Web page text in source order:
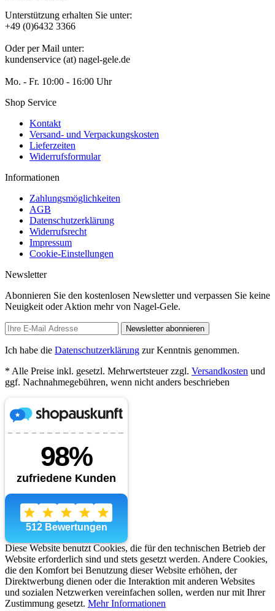
Unterstützung erhalten Sie unter:
+49 (0)6432 3366
Oder per Mail unter:
kundenservice (at) nagel-gele.de
Mo. - Fr. 10:00 - 16:00 Uhr
Shop Service
Kontakt
Versand- und Verpackungskosten
Lieferzeiten
Widerrufsformular
Informationen
Zahlungsmöglichkeiten
AGB
Datenschutzerklärung
Widerrufsrecht
Impressum
Cookie-Einstellungen
Newsletter
Abonnieren Sie den kostenlosen Newsletter und verpassen Sie keine
Neuigkeit oder Aktion mehr von Nagel-Gele.
Newsletter abonnieren
Ich habe die Datenschutzerklärung zur Kenntnis genommen.
* Alle Preise inkl. gesetzl. Mehrwertsteuer zzgl. Versandkosten und
ggf. Nachnahmegebühren, wenn nicht anders beschrieben
Diese Website benutzt Cookies, die für den technischen Betrieb der
Website erforderlich sind und stets gesetzt werden. Andere Cookies,
die den Komfort bei Benutzung dieser Website erhöhen, der
Direktwerbung dienen oder die Interaktion mit anderen Websites
und sozialen Netzwerken vereinfachen sollen, werden nur mit Ihrer
Zustimmung gesetzt. Mehr Informationen